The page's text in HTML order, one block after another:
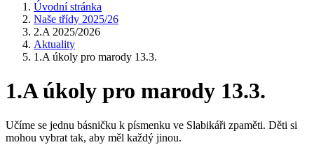
Úvodní stránka
Naše třídy 2025/26
2.A 2025/2026
Aktuality
1.A úkoly pro marody 13.3.
1.A úkoly pro marody 13.3.
Učíme se jednu básničku k písmenku ve Slabikáři zpaměti. Děti si
mohou vybrat tak, aby měl každý jinou.